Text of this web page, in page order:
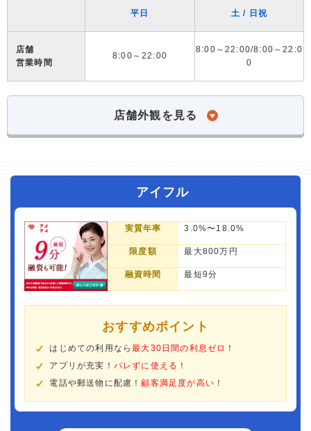
平日 土 / 日祝
店舗
営業時間
8:00～22:00
8:00～22:00/8:00～22:0
0
店舗外観を見る
アイフル
実質年率 3.0%〜18.0%
限度額 最大800万円
融資時間 最短9分
おすすめポイント
はじめての利用なら最大30日間の利息ゼロ ！
アプリが充実！ バレずに使える ！
電話や郵送物に配慮！顧客満足度が高い ！